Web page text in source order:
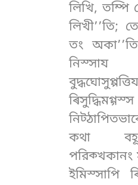
লিখি, তম্পি
লিখী’’তি;
তং
নিস্সায
কথা
পরিক্খকানং
ইমিস্সাপি